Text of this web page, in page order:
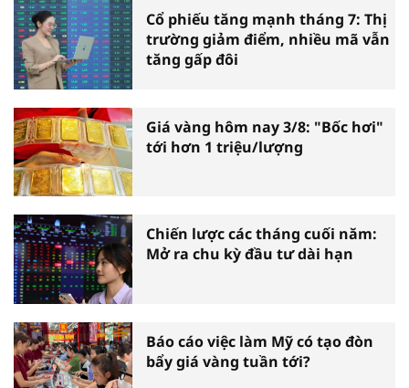
Cổ phiếu tăng mạnh tháng 7: Thị
trường giảm điểm, nhiều mã vẫn
tăng gấp đôi
Giá vàng hôm nay 3/8: "Bốc hơi"
tới hơn 1 triệu/lượng
Chiến lược các tháng cuối năm:
Mở ra chu kỳ đầu tư dài hạn
Báo cáo việc làm Mỹ có tạo đòn
bẩy giá vàng tuần tới?